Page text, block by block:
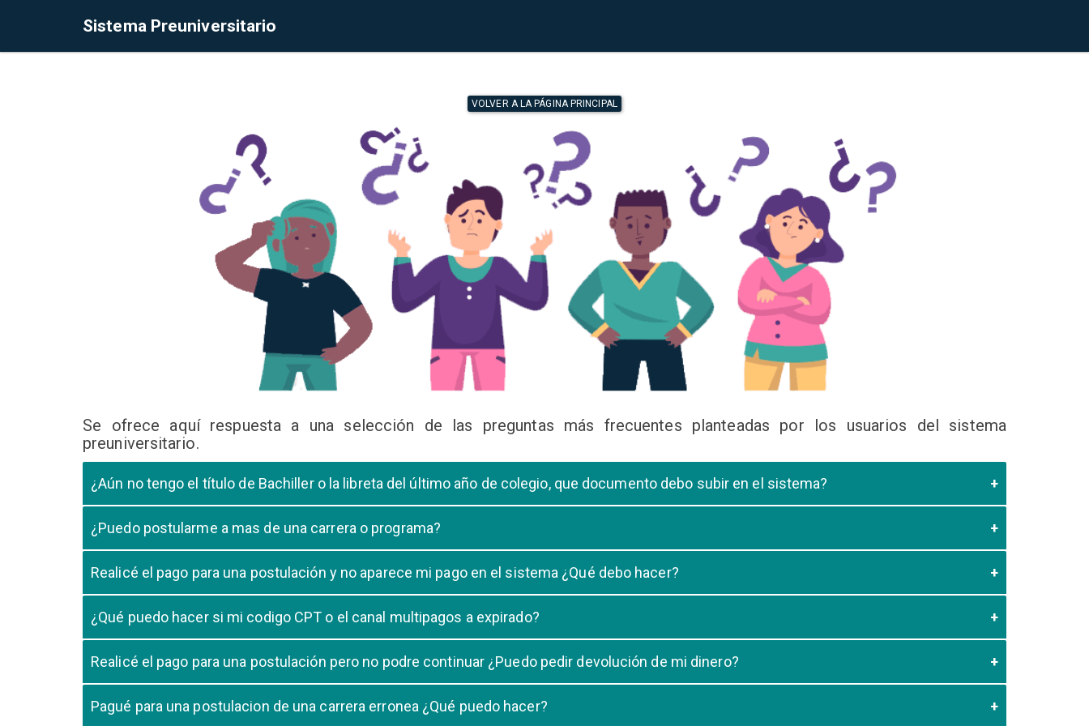
Sistema Preuniversitario
VOLVER A LA PÁGINA PRINCIPAL
Se ofrece aquí respuesta a una selección de las preguntas más frecuentes planteadas por los usuarios del sistema
preuniversitario.
¿Aún no tengo el título de Bachiller o la libreta del último año de colegio, que documento debo subir en el sistema?
cursando el ultimo año.
¿Puedo postularme a mas de una carrera o programa?
Realicé el pago para una postulación y no aparece mi pago en el sistema ¿Qué debo hacer?
pago, debe comunicarse con su unidad de admisión e indicar que no se registró su pago.
¿Qué puedo hacer si mi codigo CPT o el canal multipagos a expirado?
su postulación.
Realicé el pago para una postulación pero no podre continuar ¿Puedo pedir devolución de mi dinero?
Pagué para una postulacion de una carrera erronea ¿Qué puedo hacer?